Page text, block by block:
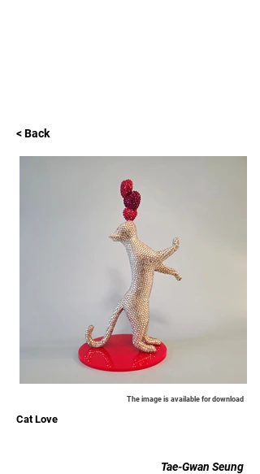
< Back
The image is available for download
Cat Love
Tae-Gwan Seung